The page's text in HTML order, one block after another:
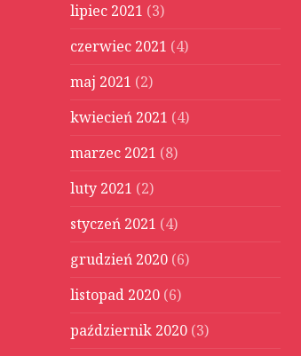
lipiec 2021 (3)
czerwiec 2021 (4)
maj 2021 (2)
kwiecień 2021 (4)
marzec 2021 (8)
luty 2021 (2)
styczeń 2021 (4)
grudzień 2020 (6)
listopad 2020 (6)
październik 2020 (3)